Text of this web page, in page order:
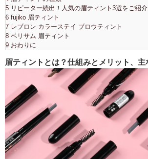
5 リピーター続出！人気の眉ティント3選をご紹介
6 fujiko 眉ティント
7 レブロン カラーステイ ブロウティント
8 ベリサム 眉ティント
9 おわりに
眉ティントとは？仕組みとメリット、主